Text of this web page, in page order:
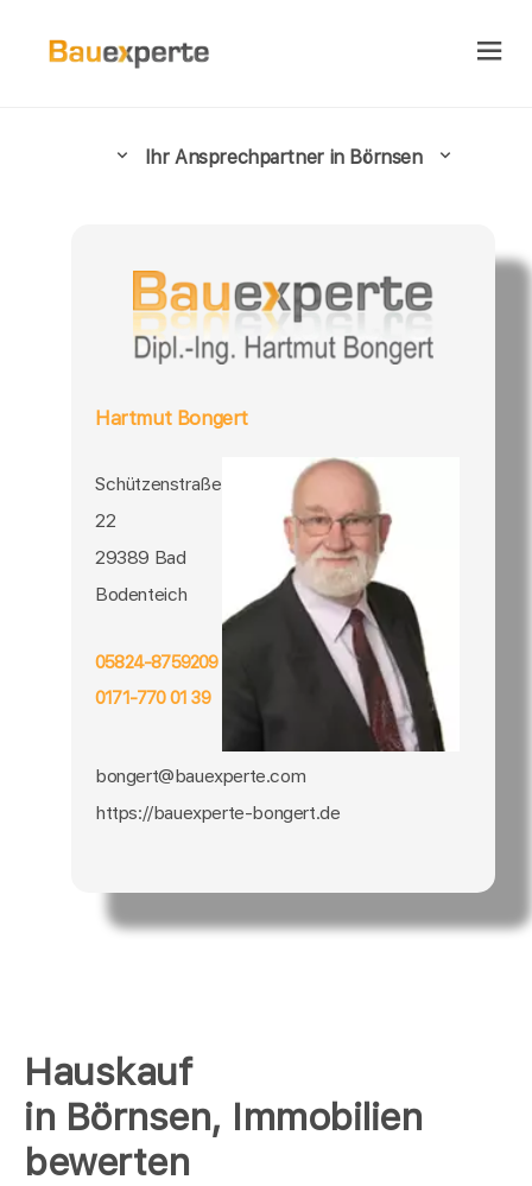
Hauskauf
in Börnsen, Immobilien
bewerten
Ihr Ansprechpartner in Börnsen
Hartmut Bongert
Schützenstraße
22
29389 Bad
Bodenteich
05824-8759209
0171-770 01 39
bongert@bauexperte.com
https://bauexperte-bongert.de